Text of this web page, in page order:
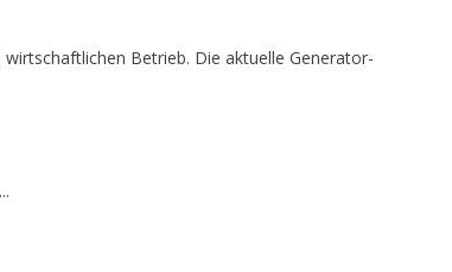
Betrieb. Die aktuelle Generator-